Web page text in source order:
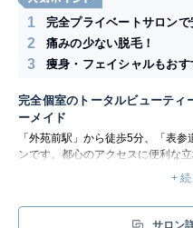
1 完全プライベートサロン
2 痛みの少ない脱毛！
3 痩身・フェイシャルもおす
完全個室のトータルビューティ
ーメイド
「外苑前駅」から徒歩5分、「表
ンです。都心のアクセスに便利な
でにも立ち寄りやすくなっていま
とした空き時間にも通えて便利！
応可能な場合もあるので、気軽に
最近ではメンズ脱毛も当たり前に
+
サロン